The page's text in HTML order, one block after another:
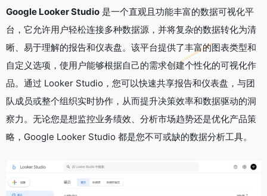
Google Looker Studio 是一个直观且功能丰富的数据可视化平
台，它允许用户轻松连接多种数据源，并将复杂的数据转化为清
晰、易于理解的报告和仪表盘。该平台提供了丰富的图表类型和
自定义选项，使用户能够根据自己的需求创建个性化的可视化作
品。通过 Looker Studio，您可以快速共享报告和仪表盘，与团
队成员或整个组织实时协作，从而提升决策效率和数据驱动的洞
察力。无论您是想监控业务绩效、分析市场趋势还是优化产品策
略，Google Looker Studio 都是您不可或缺的数据分析工具。